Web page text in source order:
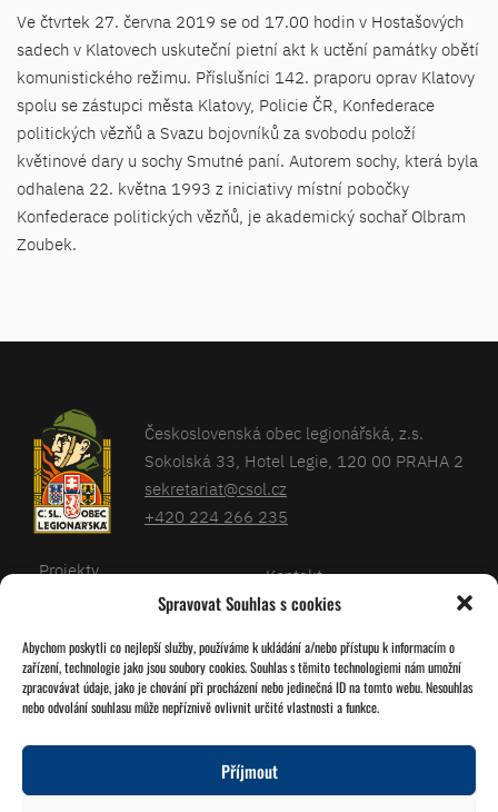
Spravovat Souhlas s cookies
Abychom poskytli co nejlepší služby, používáme k ukládání a/nebo přístupu k informacím o
zařízení, technologie jako jsou soubory cookies. Souhlas s těmito technologiemi nám umožní
zpracovávat údaje, jako je chování při procházení nebo jedinečná ID na tomto webu. Nesouhlas
nebo odvolání souhlasu může nepříznivě ovlivnit určité vlastnosti a funkce.
Příjmout
Ve čtvrtek 27. června 2019 se od 17.00 hodin v Hostašových
sadech v Klatovech uskuteční pietní akt k uctění památky obětí
komunistického režimu. Příslušníci 142. praporu oprav Klatovy
spolu se zástupci města Klatovy, Policie ČR, Konfederace
politických vězňů a Svazu bojovníků za svobodu položí
květinové dary u sochy Smutné paní. Autorem sochy, která byla
odhalena 22. května 1993 z iniciativy místní pobočky
Konfederace politických vězňů, je akademický sochař Olbram
Zoubek.
Československá obec legionářská, z.s.
Sokolská 33, Hotel Legie, 120 00 PRAHA 2
sekretariat@csol.cz
+420 224 266 235
Sledujte nás!
Projekty
Kalendář
O nás
Kontakt
Databáze legionářů
Pro členy
Zásady cookies